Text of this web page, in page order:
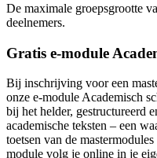
De maximale groepsgrootte
deelnemers.
Gratis e-module
Bij inschrijving voor een
onze e-module Academisch
bij het helder, gestructureerd
academische teksten – een
toetsen van de
module volg je online in je